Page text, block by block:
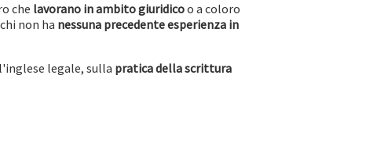
che lavorano in ambito giuridicoo a coloro
non ha nessuna precedente esperienza in
legale, sulla pratica della scrittura